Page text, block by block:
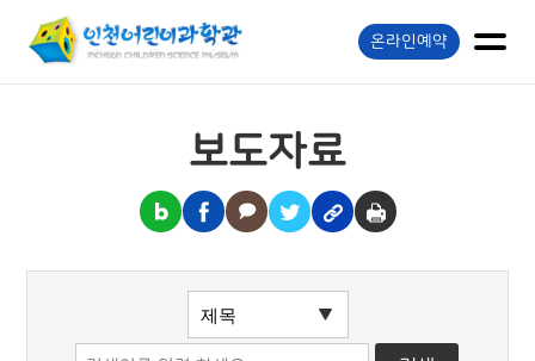
온라인예약
보도자료